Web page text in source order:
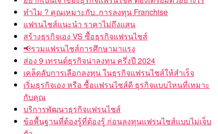
ทำไม ? คุณเหมาะกับ..การลงทุน Franchise
แฟรนไชส์แนะนำ ราคาไม่ถึงแสน
สร้างธุรกิจเอง VS ซื้อธุรกิจแฟรนไชส์
รวมแฟรนไชส์การศึกษามาแรง
ส่อง 9 เทรนด์ธุรกิจน่าลงทุน ครึ่งปี 2024
เคล็ดลับการเลือกลงทุน ในธุรกิจแฟรนไชส์ให้สำเร็จ
เริ่มธุรกิจเอง หรือ ซื้อแฟรนไชส์ดี ธุรกิจแบบไหนที่เหมาะ
กับคุณ
บริการพัฒนาธุรกิจแฟรนไชส์
ข้อพื้นฐานที่ต้องรู้ที่ต้องรู้ ก่อนลงทุนแฟรนไชส์แบบไม่เจ็บ
ตัว